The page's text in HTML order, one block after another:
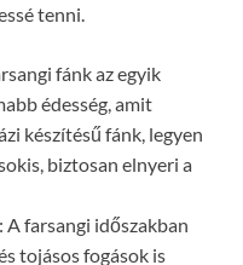
tenni.
fánk az egyik
édesség, amit
készítésű fánk, legyen
biztosan elnyeri a
: A farsangi időszakban
tojásos fogások is